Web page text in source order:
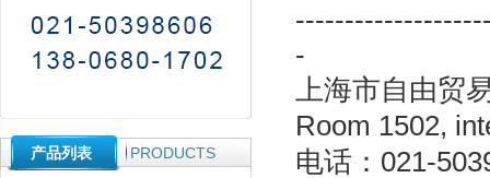
产品列表 PRODUCTS
-
上海市自由贸
Room 1502,
电话：021-